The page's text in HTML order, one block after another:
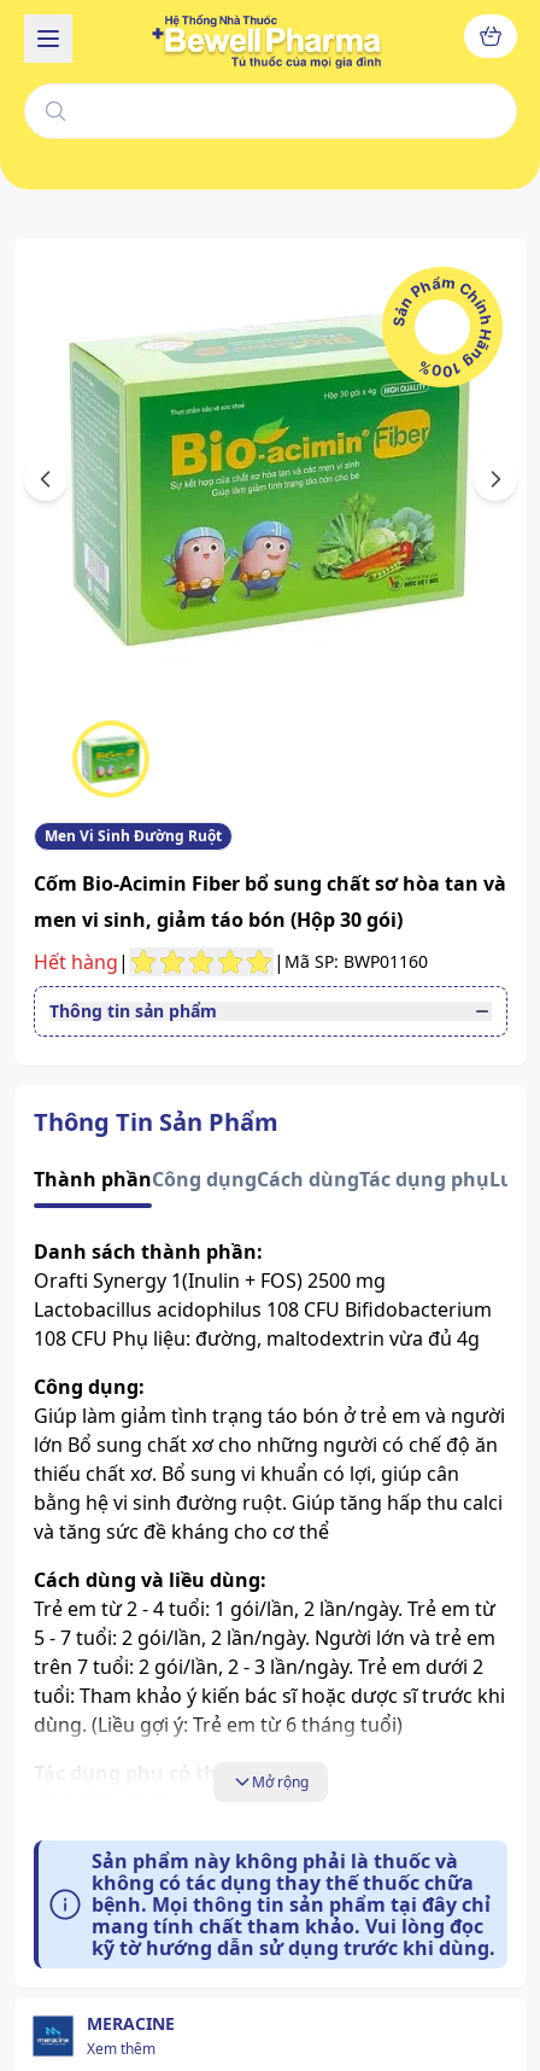
Sản Phẩm Chính Hãng 100%
Previous Next
Men Vi Sinh Đường Ruột
Cốm Bio-Acimin Fiber bổ sung chất sơ hòa tan và
men vi sinh, giảm táo bón (Hộp 30 gói)
Hết hàng| | Mã SP: BWP01160
Thông tin sản phẩm
hoặc có nguy cơ bị táo bón như:
phụ nữ có thai, phụ nữ sau khi
Người có khẩu phần ăn thiếu
loạn khuẩn đường ruột hoặc do
dùng kháng sinh dài ngày.
Người hay ốm yếu, trẻ em còi
xương, chậm lớn do kém hấp
thu, sức đề kháng kém.
Số đăng ký
Lưu ý
Sản phẩm này không phải là
thuốc và không có tác dụng thay
thế thuốc chữa bệnh.
Xem giấy công bố sản phẩm
Thông Tin Sản Phẩm
Thành phầnCông dụngCách dùngTác dụng phụLưu
Danh sách thành phần:
Orafti Synergy 1(Inulin + FOS) 2500 mg
Lactobacillus acidophilus 108 CFU Bifidobacterium
108 CFU Phụ liệu: đường, maltodextrin vừa đủ 4g
Công dụng:
Giúp làm giảm tình trạng táo bón ở trẻ em và người
lớn Bổ sung chất xơ cho những người có chế độ ăn
thiếu chất xơ. Bổ sung vi khuẩn có lợi, giúp cân
bằng hệ vi sinh đường ruột. Giúp tăng hấp thu calci
và tăng sức đề kháng cho cơ thể
Cách dùng và liều dùng:
Trẻ em từ 2 - 4 tuổi: 1 gói/lần, 2 lần/ngày. Trẻ em từ
5 - 7 tuổi: 2 gói/lần, 2 lần/ngày. Người lớn và trẻ em
trên 7 tuổi: 2 gói/lần, 2 - 3 lần/ngày. Trẻ em dưới 2
tuổi: Tham khảo ý kiến bác sĩ hoặc dược sĩ trước khi
dùng. (Liều gợi ý: Trẻ em từ 6 tháng tuổi)
Tác dụng phụ có thể gặp:
Những lưu ý khi sử dụng:
Chưa có thông tin
Cách bảo quản:
Mở rộng
Sản phẩm này không phải là thuốc và
không có tác dụng thay thế thuốc chữa
bệnh. Mọi thông tin sản phẩm tại đây chỉ
mang tính chất tham khảo. Vui lòng đọc
kỹ tờ hướng dẫn sử dụng trước khi dùng.
MERACINE
Xem thêm